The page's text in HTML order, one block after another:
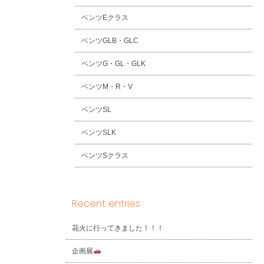
ベンツEクラス
ベンツGLB・GLC
ベンツG・GL・GLK
ベンツM・R・V
ベンツSL
ベンツSLK
ベンツSクラス
Recent entries
花火に行ってきました！！！
企画展